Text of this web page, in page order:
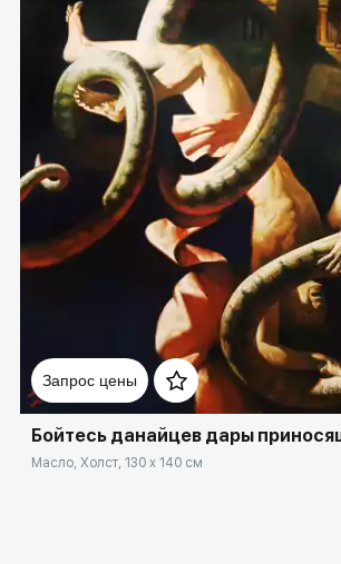
Запрос цены
Бойтесь данайцев дары
Масло, Холст, 130 x 140 см